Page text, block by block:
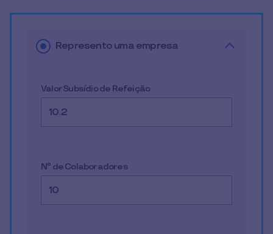
Represento uma empresa
Valor Subsídio de Refeição
Nº de Colaboradores